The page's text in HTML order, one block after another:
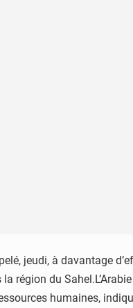
jeudi, à davantage
région du
humaines,